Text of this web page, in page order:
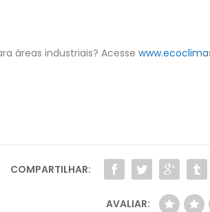
áreas industriais? Acesse
COMPARTILHAR:
AVALIAR: